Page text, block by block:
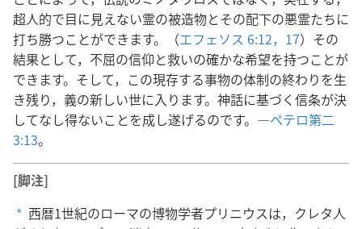
超人的で目に見えない霊の被造物とその配下の悪霊たちに
打ち勝つことができます。（エフェソス 6:12， 17）その
結果として，不屈の信仰と救いの確かな希望を持つことが
できます。そして，この現存する事物の体制の終わりを生
き残り，義の新しい世に入ります。神話に基づく信条が決
してなし得ないことを成し遂げるのです。―ペテロ第二
3:13。
[脚注]
a 西暦1世紀のローマの博物学者プリニウスは，クレタ人